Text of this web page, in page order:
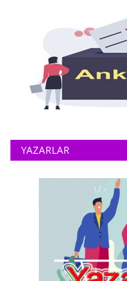
YAZARLAR